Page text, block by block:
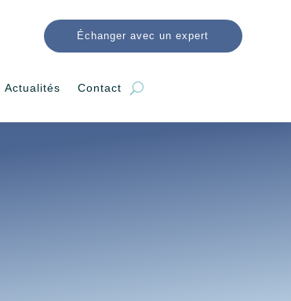
Échanger avec un expert
Actualités Contact